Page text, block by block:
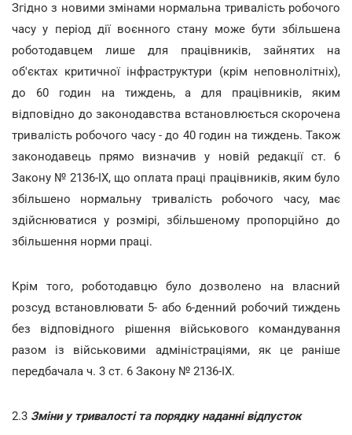
Згідно з новими змінами нормальна тривалість робочого
часу у період дії воєнного стану може бути збільшена
роботодавцем лише для працівників, зайнятих на
об'єктах критичної інфраструктури (крім неповнолітніх),
до 60 годин на тиждень, а для працівників, яким
відповідно до законодавства встановлюється скорочена
тривалість робочого часу - до 40 годин на тиждень. Також
законодавець прямо визначив у новій редакції ст. 6
Закону № 2136-ІХ, що оплата праці працівників, яким було
збільшено нормальну тривалість робочого часу, має
здійснюватися у розмірі, збільшеному пропорційно до
збільшення норми праці.
Крім того, роботодавцю було дозволено на власний
розсуд встановлювати 5- або 6-денний робочий тиждень
без відповідного рішення військового командування
разом із військовими адміністраціями, як це раніше
передбачала ч. 3 ст. 6 Закону № 2136-ІХ.
2.3 Зміни у тривалості та порядку наданні відпусток